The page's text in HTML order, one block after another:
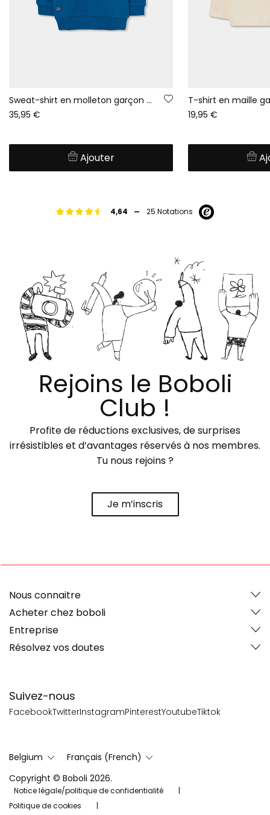
Sweat-shirt en molleton garçon vert à capuche color block
35,95 €
Ajouter
19,95 €
4,64 - 25 Notations
Rejoins le Boboli
Club !
Profite de réductions exclusives, de surprises
irrésistibles et d’avantages réservés à nos membres.
Tu nous rejoins ?
Je m’inscris
Suivez-nous
FacebookTwitterInstagramPinterestYoutubeTiktok
Nous connaitre
Acheter chez boboli
Entreprise
Résolvez vos doutes
Belgium
Français (French)
Copyright © Boboli 2026.
Notice légale/politique de confidentialité
Politique de cookies